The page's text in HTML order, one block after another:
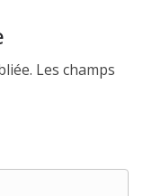
Les champs